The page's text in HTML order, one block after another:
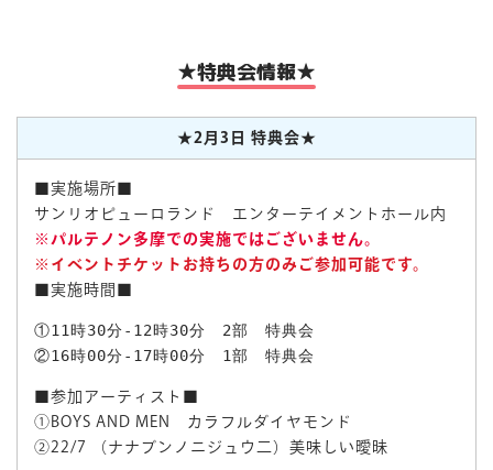
★特典会情報★
★2月3日 特典会★
■実施場所■
サンリオピューロランド エンターテイメントホール内
※パルテノン多摩での実施ではございません。
※イベントチケットお持ちの方のみご参加可能です。
■実施時間■
①11時30分-12時30分　2部　特典会
②16時00分-17時00分　1部　特典会
■参加アーティスト■
①BOYS AND MEN カラフルダイヤモンド
②22/7 （ナナブンノニジュウ二）美味しい曖昧